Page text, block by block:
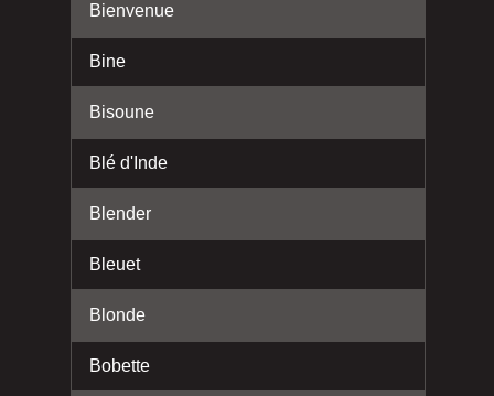
Bienvenue
Bine
Bisoune
Blé d'Inde
Blender
Bleuet
Blonde
Bobette